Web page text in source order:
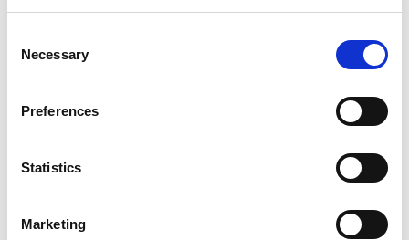
Selection
Necessary
Preferences
Statistics
Marketing